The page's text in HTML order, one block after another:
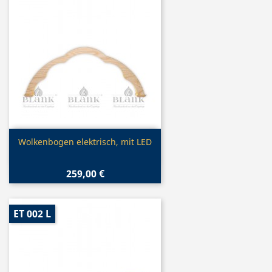
Vorschau
Wolkenbogen elektrisch, mit LED
259,00 €
ET 002 L